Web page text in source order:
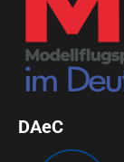
DAeC